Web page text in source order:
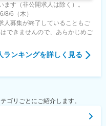
す（非公開求人は除く）。
8/6（木）
人募集が終了していることもご
できませんので、あらかじめご
ランキングを詳しく見る
ゴリごとにご紹介します。